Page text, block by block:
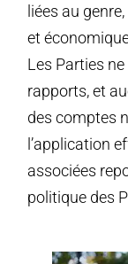
liées au
et
Les Parties
rapports, et
des comptes
l’application
associées
politique des